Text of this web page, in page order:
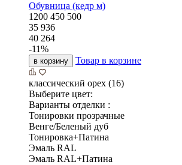
Обувница (кедр м)
1200 450 500
35 936
40 264
-11%
в корзину Товар в корзине
классический орех (16)
Выберите цвет:
Варианты отделки :
Тонировки прозрачные
Венге/Беленый дуб
Тонировка+Патина
Эмаль RAL
Эмаль RAL+Патина